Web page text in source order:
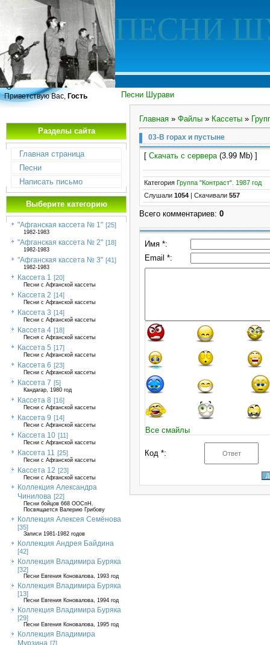
ПЕСНИ
Песни Шурави
Приветствую Вас, Гость
Разделы сайта
Главная страница
Песни
Написать письмо
Выберите категорию
"Афганская кассета № 1" [25]
1982-1983
"Афганская кассета № 2" [18]
1982-1983
"Афганская кассета № 3" [41]
1982-1983
Кассета 1 [20]
Песни с Афганской кассеты
Кассета 2 [14]
Песни с Афганской кассеты
Кассета 3 [14]
Песни с Афганской кассеты
Кассета 4 [18]
Песня с Афганской кассеты
Кассета 5 [17]
Песни с Афганской кассеты
Кассета 6 [23]
Песни с Афганской кассеты
Кассета 7 [5]
Кандагар, 1980 год
Кассета 8 [16]
Песни с Афганской кассеты
Кассета 9 [14]
Песни с Афганской кассеты
Кассета 10 [11]
Песни с Афганской кассеты
Кассета 11 [25]
Песни с Афганской кассеты
Кассета 12 [23]
Песни с Афганской кассеты
Коллекция Александра
Чинилова [22]
Песни бойцов 668 ООСпН.
Посвящается Валерию Грибову
Коллекция Алексея Семёнова
[35]
Записи 1981-1982 годов
Коллекция Андрея Байдина
[42]
Коллекция Владимира Буряка
[32]
Песни Евгения Коновалова, 1993 год
Коллекция Владимира Буряка
[13]
Песни Евгения Коновалова, 1994 год
Коллекция Владимира Буряка
[29]
Песни Евгения Коновалова, 1995 год
Коллекция Владимира
Мурзина [7]
Главная » Файлы » Кассеты »
03-В горах и пустыне
[ Скачать с сервера(3.99 Mb) ]
Категория Группа "Контраст". 1987 год
Слушали 1054 Скачивали 557
Всего комментариев: 0
Имя *:
Email *:
Все смайлы
Код *: